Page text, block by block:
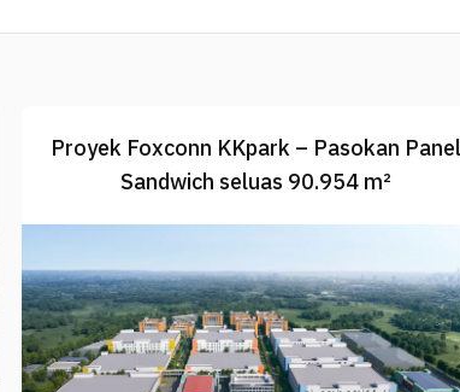
Proyek Foxconn KKpark – Pasokan Panel
Sandwich seluas 90.954 m²